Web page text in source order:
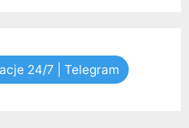
24/7 | Telegram